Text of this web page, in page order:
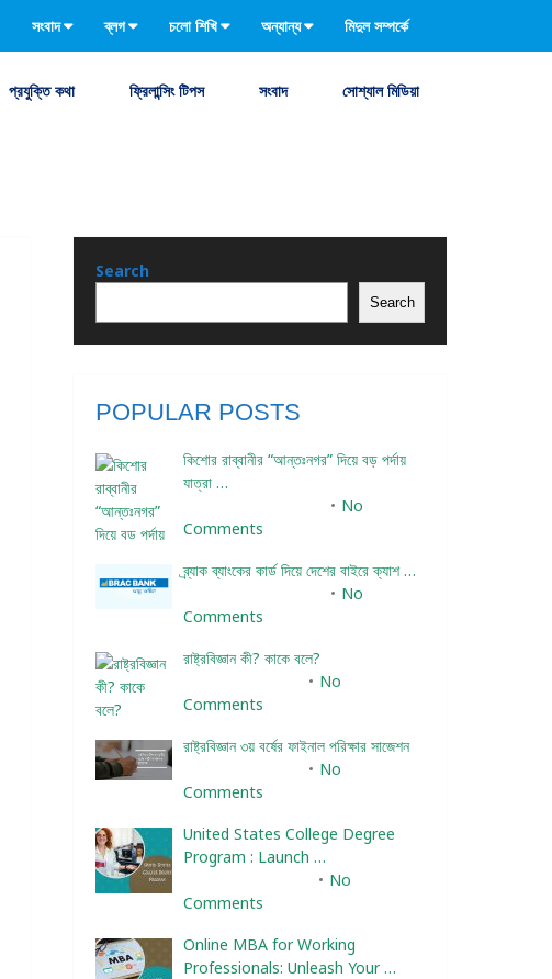
সংবাদ ব্লগ চলো শিখি অন্যান্য মিদুল সম্পর্কে
প্রযুক্তি কথা ফ্রিলান্সিং টিপস সংবাদ সোশ্যাল মিডিয়া
Search
Search
POPULAR POSTS
কিশোর রাব্বানীর “আন্তঃনগর” দিয়ে বড় পর্দায়
যাত্রা …
No
Comments
ব্র্যাক ব্যাংকের কার্ড দিয়ে দেশের বাইরে ক্যাশ …
No
Comments
রাষ্ট্রবিজ্ঞান কী? কাকে বলে?
No
Comments
রাষ্ট্রবিজ্ঞান ৩য় বর্ষের ফাইনাল পরিক্ষার সাজেশন
No
Comments
United States College Degree
Program : Launch …
No
Comments
Online MBA for Working
Professionals: Unleash Your …